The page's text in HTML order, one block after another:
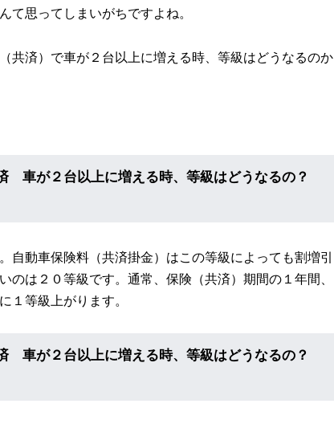
て思ってしまいがちですよね。
共済）で車が２台以上に増える時、等級はどうなるのか
車が２台以上に増える時、等級はどうなるの？
自動車保険料（共済掛金）はこの等級によっても割増引
のは２０等級です。通常、保険（共済）期間の１年間、
１等級上がります。
車が２台以上に増える時、等級はどうなるの？